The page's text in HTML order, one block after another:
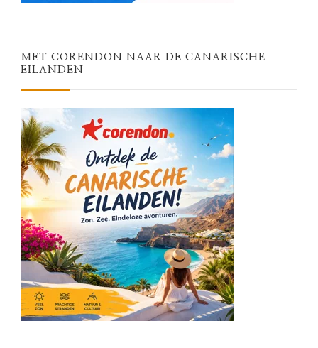
MET CORENDON NAAR DE CANARISCHE
EILANDEN